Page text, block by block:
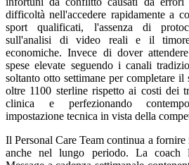
difficoltà nell'accedere rapidamente a
sport qualificati, l'assenza di
sull'analisi di video reali e il
economiche. Invece di dover
spese elevate seguendo i canali
soltanto otto settimane per completare il
oltre 1100 sterline rispetto ai costi dei
clinica e perfezionando
impostazione tecnica in vista della
Il Personal Care Team continua a
anche nel lungo periodo. La coach